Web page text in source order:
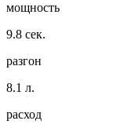
мощность
9.8 сек.
разгон
8.1 л.
расход